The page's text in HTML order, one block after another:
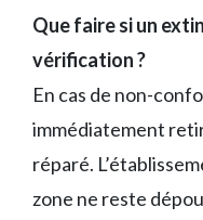
Que faire si un
vérification ?
En cas de non-
immédiatement
réparé.
zone ne reste